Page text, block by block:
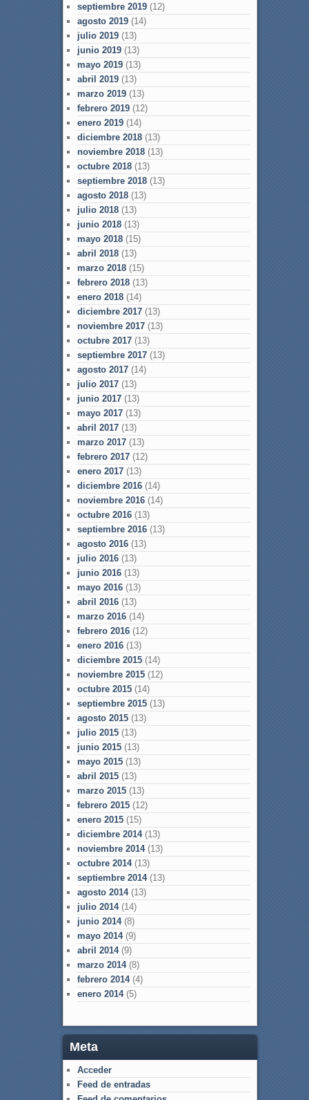
septiembre 2019(12)
agosto 2019(14)
julio 2019(13)
junio 2019(13)
mayo 2019(13)
abril 2019(13)
marzo 2019(13)
febrero 2019(12)
enero 2019(14)
diciembre 2018(13)
noviembre 2018(13)
octubre 2018(13)
septiembre 2018(13)
agosto 2018(13)
julio 2018(13)
junio 2018(13)
mayo 2018(15)
abril 2018(13)
marzo 2018(15)
febrero 2018(13)
enero 2018(14)
diciembre 2017(13)
noviembre 2017(13)
octubre 2017(13)
septiembre 2017(13)
agosto 2017(14)
julio 2017(13)
junio 2017(13)
mayo 2017(13)
abril 2017(13)
marzo 2017(13)
febrero 2017(12)
enero 2017(13)
diciembre 2016(14)
noviembre 2016(14)
octubre 2016(13)
septiembre 2016(13)
agosto 2016(13)
julio 2016(13)
junio 2016(13)
mayo 2016(13)
abril 2016(13)
marzo 2016(14)
febrero 2016(12)
enero 2016(13)
diciembre 2015(14)
noviembre 2015(12)
octubre 2015(14)
septiembre 2015(13)
agosto 2015(13)
julio 2015(13)
junio 2015(13)
mayo 2015(13)
abril 2015(13)
marzo 2015(13)
febrero 2015(12)
enero 2015(15)
diciembre 2014(13)
noviembre 2014(13)
octubre 2014(13)
septiembre 2014(13)
agosto 2014(13)
julio 2014(14)
junio 2014(8)
mayo 2014(9)
abril 2014(9)
marzo 2014(8)
febrero 2014(4)
enero 2014(5)
Meta
Acceder
Feed de entradas